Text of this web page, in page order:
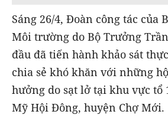
Sáng 26/4, Đoàn công tác của
Môi trường do Bộ Trưởng
đầu đã tiến hành khảo sát
chia sẻ khó khăn với những
hưởng do sạt lở tại khu vực tổ
Mỹ Hội Đông, huyện Chợ Mới.